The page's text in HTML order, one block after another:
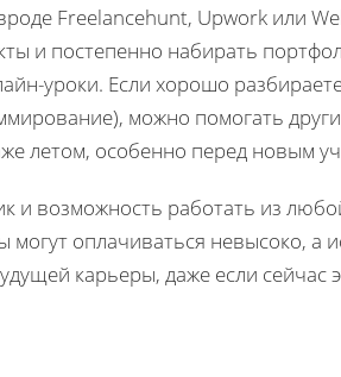
Freelancehunt, Upwork или
и постепенно набирать
уроки. Если хорошо
можно помогать
летом, особенно перед новым
и возможность работать из
оплачиваться невысоко, а
карьеры, даже если сейчас